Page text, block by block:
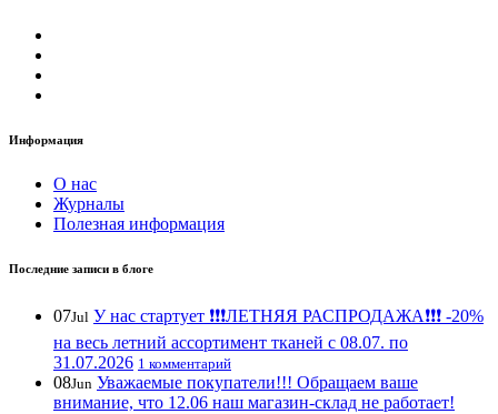
Информация
О нас
Журналы
Полезная информация
Последние записи в блоге
07Jul У нас стартует ❗️❗️❗️ЛЕТНЯЯ РАСПРОДАЖА❗️❗️❗️ -20%
на весь летний ассортимент тканей с 08.07. по
31.07.2026 1 комментарий
08Jun Уважаемые покупатели!!! Обращаем ваше
внимание, что 12.06 наш магазин-склад не работает!